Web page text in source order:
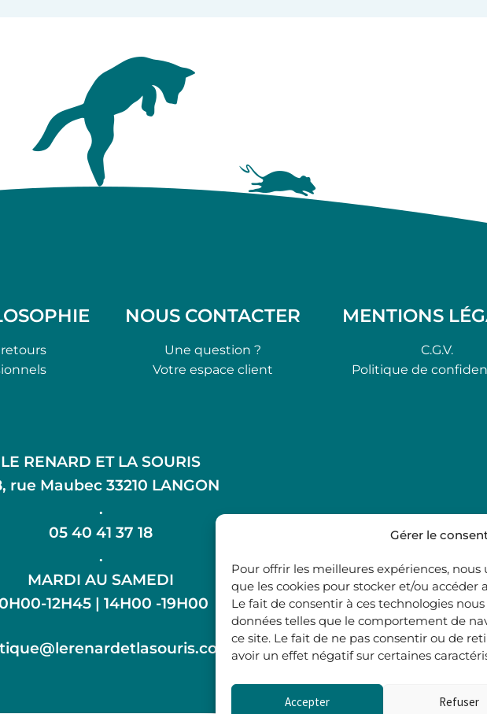
Gérer le
Pour offrir les meilleures expériences,
que les cookies pour stocker et/ou accéder
Le fait de consentir à ces technologies
données telles que le comportement de
ce site. Le fait de ne pas consentir ou de
avoir un effet négatif sur certaines
Accepter Refuser
retours
NOUS CONTACTER
Une question ?
Votre espace client
MENTIONS
C.G.V.
Politique de
LE RENARD ET LA SOURIS
rue Maubec 33210 LANGON
.
05 40 41 37 18
.
MARDI AU SAMEDI
12H45 | 14H00 -19H00